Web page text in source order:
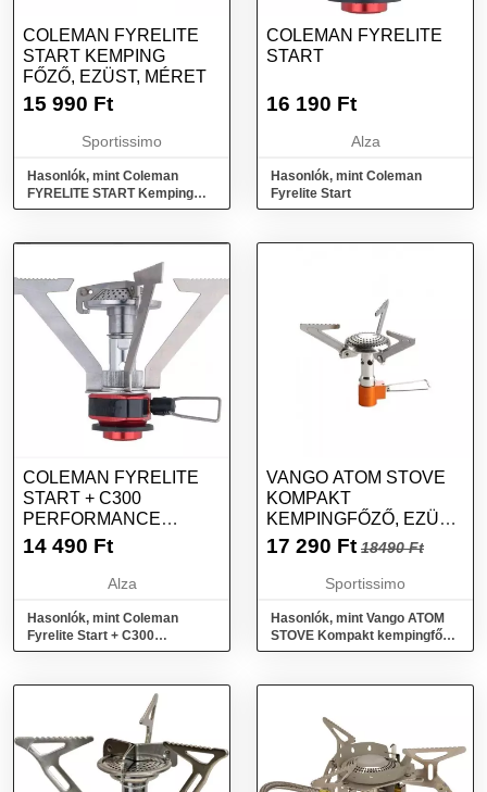
COLEMAN FYRELITE
START KEMPING
FŐZŐ, EZÜST, MÉRET
15 990 Ft
Sportissimo
Hasonlók, mint Coleman
FYRELITE START Kemping
főző, ezüst, méret
COLEMAN FYRELITE
START
16 190 Ft
Alza
Hasonlók, mint Coleman
Fyrelite Start
COLEMAN FYRELITE
START + C300
PERFORMANCE
PALACK
14 490 Ft
Alza
Hasonlók, mint Coleman
Fyrelite Start + C300
Performance palack
VANGO ATOM STOVE
KOMPAKT
KEMPINGFŐZŐ, EZÜST,
MÉRET
17 290 Ft 18490 Ft
Sportissimo
Hasonlók, mint Vango ATOM
STOVE Kompakt kempingfőző,
ezüst, méret